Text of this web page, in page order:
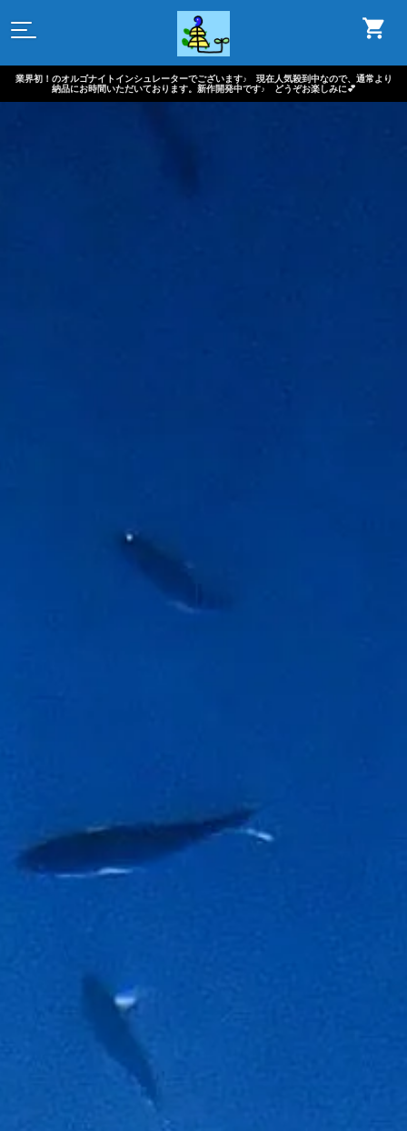
業界初！のオルゴナイトインシュレーターでございます♪ 現在人気殺到中なので、通常より
納品にお時間いただいております。新作開発中です♪ どうぞお楽しみに💕